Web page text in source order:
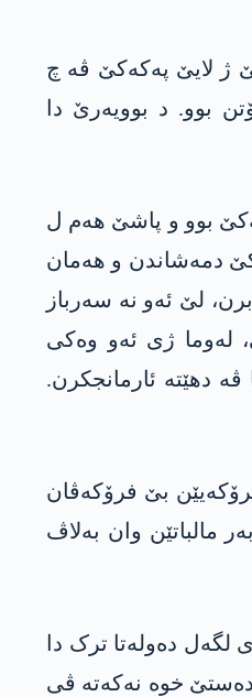
ژ لایێ پەکەکێ ڤە چ
بوو. د بوویەرێ دا
یا زانینگەھا دیجلەیێ بوو، د سالا 1993یێ دا تەڤلی پەکەکێ بوو و پاشێ ھەم ل
دمەشاندن و ھەمان
لێ ئەو نە سەرباز
لەوما ژی ئەو وەکی
یێن ترکیا ڤە دهێتە ئارمانجکرن.
بێ فرۆکەڤان
مالباتێن وان بەلاڤ
دەولەتا ترک دا
دەستێ خوە نەکەتە ڤی